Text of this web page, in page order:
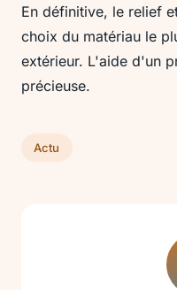
En définitive, le relief
choix du matériau le
extérieur. L'aide d'un
précieuse.
Actu